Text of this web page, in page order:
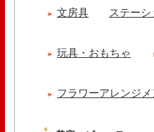
文房具 ステー
玩具・おもちゃ
フラワーアレンジメ